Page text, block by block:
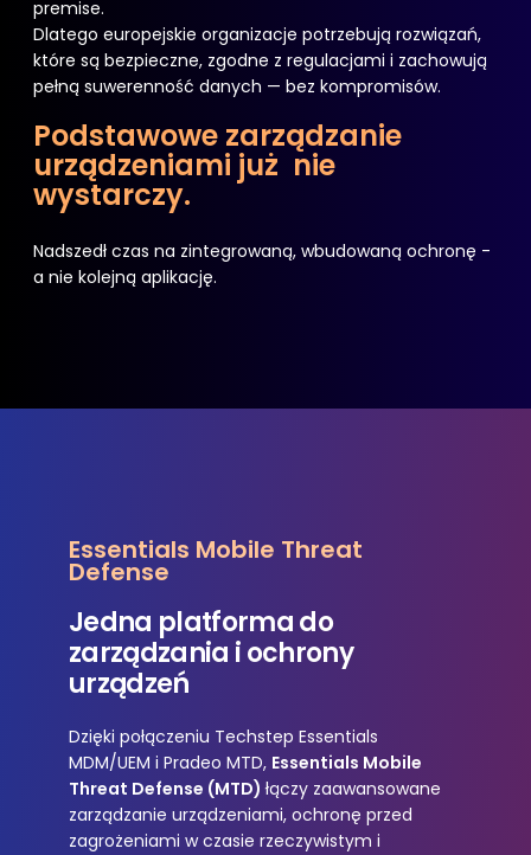
premise.
Dlatego europejskie organizacje potrzebują rozwiązań,
które są bezpieczne, zgodne z regulacjami i zachowują
pełną suwerenność danych — bez kompromisów.
Podstawowe zarządzanie
urządzeniami już nie
wystarczy.
Nadszedł czas na zintegrowaną, wbudowaną ochronę -
a nie kolejną aplikację.
Essentials Mobile Threat
Defense
Jedna platforma do
zarządzania i ochrony
urządzeń
Dzięki połączeniu Techstep Essentials
MDM/UEM i Pradeo MTD, Essentials Mobile
Threat Defense (MTD)łączy zaawansowane
zarządzanie urządzeniami, ochronę przed
zagrożeniami w czasie rzeczywistym i